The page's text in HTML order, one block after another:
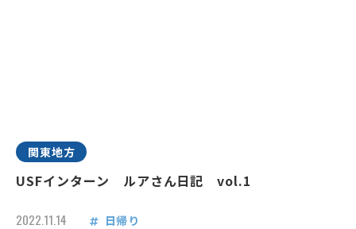
関東地方
USFインターン ルアさん日記 vol.1
2022.11.14 日帰り